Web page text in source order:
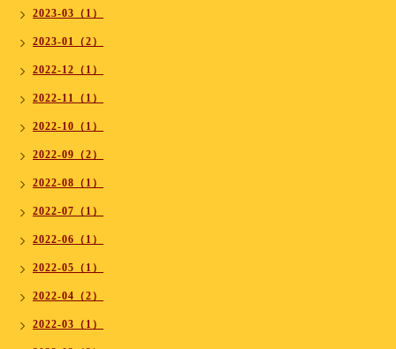
2023-03（1）
2023-01（2）
2022-12（1）
2022-11（1）
2022-10（1）
2022-09（2）
2022-08（1）
2022-07（1）
2022-06（1）
2022-05（1）
2022-04（2）
2022-03（1）